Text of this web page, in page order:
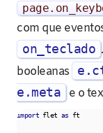
page.
com que
on_teclado
booleanas
e.meta
e o
import flet as